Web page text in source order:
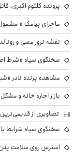
پرونده کلثوم اکبری،
ماجرای پیامک «
نقشه ترور مسی و
سخنگوی سپاه «شرط
مشاهده پرنده نادر «شبگرد
بازار اجاره خانه و
تصاویری از
سخنگوی سپاه شرایط
استرس روی سلامت بدن